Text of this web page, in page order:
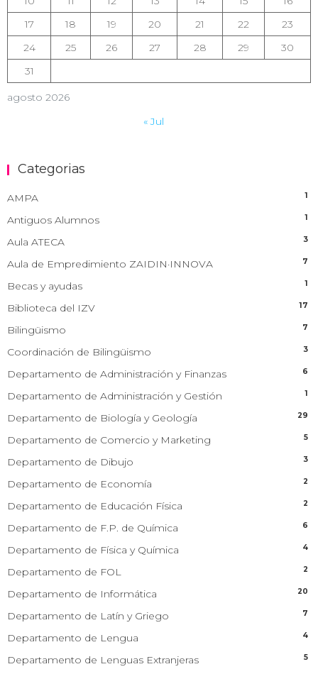
agosto 2026
17
18 19 20 21 22
23
24
25 26 27 28 29
30
31
« Jul
Categorias
AMPA 1
Antiguos Alumnos 1
Aula ATECA 3
Aula de Empredimiento ZAIDIN·INNOVA 7
Becas y ayudas 1
Biblioteca del IZV 17
Bilingüismo 7
Coordinación de Bilingüismo 3
Departamento de Administración y Finanzas 6
Departamento de Administración y Gestión 1
Departamento de Biología y Geología 29
Departamento de Comercio y Marketing 5
Departamento de Dibujo 3
Departamento de Economía 2
Departamento de Educación Física 2
Departamento de F.P. de Química 6
Departamento de Física y Química 4
Departamento de FOL 2
Departamento de Informática 20
Departamento de Latín y Griego 7
Departamento de Lengua 4
Departamento de Lenguas Extranjeras 5